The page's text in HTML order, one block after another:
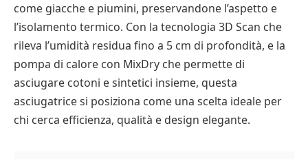
come giacche e piumini, preservandone l’aspetto e
l’isolamento termico. Con la tecnologia 3D Scan che
rileva l’umidità residua fino a 5 cm di profondità, e la
pompa di calore con MixDry che permette di
asciugare cotoni e sintetici insieme, questa
asciugatrice si posiziona come una scelta ideale per
chi cerca efficienza, qualità e design elegante.